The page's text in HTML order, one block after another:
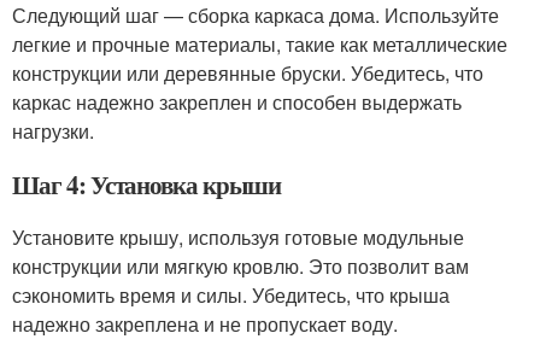
Следующий шаг — сборка каркаса дома. Используйте
легкие и прочные материалы, такие как металлические
конструкции или деревянные бруски. Убедитесь, что
каркас надежно закреплен и способен выдержать
нагрузки.
Шаг 4: Установка крыши
Установите крышу, используя готовые модульные
конструкции или мягкую кровлю. Это позволит вам
сэкономить время и силы. Убедитесь, что крыша
надежно закреплена и не пропускает воду.